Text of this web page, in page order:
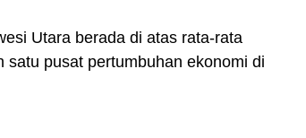
Utara berada di atas rata-rata
pusat pertumbuhan ekonomi di